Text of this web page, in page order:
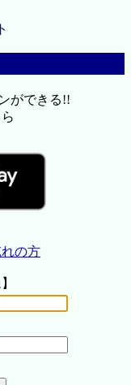
ができる!!
の方